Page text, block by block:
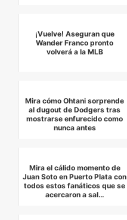
¡Vuelve! Aseguran que
Wander Franco pronto
volverá a la MLB
Mira cómo Ohtani sorprende
al dugout de Dodgers tras
mostrarse enfurecido como
nunca antes
Mira el cálido momento de
Juan Soto en Puerto Plata con
todos estos fanáticos que se
acercaron a sal…